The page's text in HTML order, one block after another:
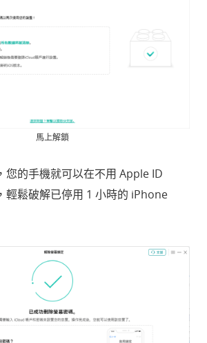
馬上解鎖
您的手機就可以在不用 Apple ID
輕鬆破解已停用 1 小時的 iPhone